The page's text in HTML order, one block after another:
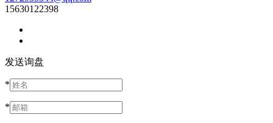
15630122398
发送询盘
*
*